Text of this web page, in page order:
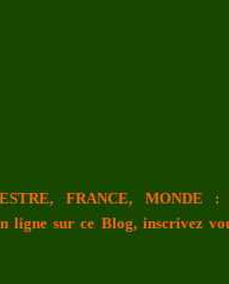
FRANCE, MONDE
ligne sur ce Blog, inscrivez